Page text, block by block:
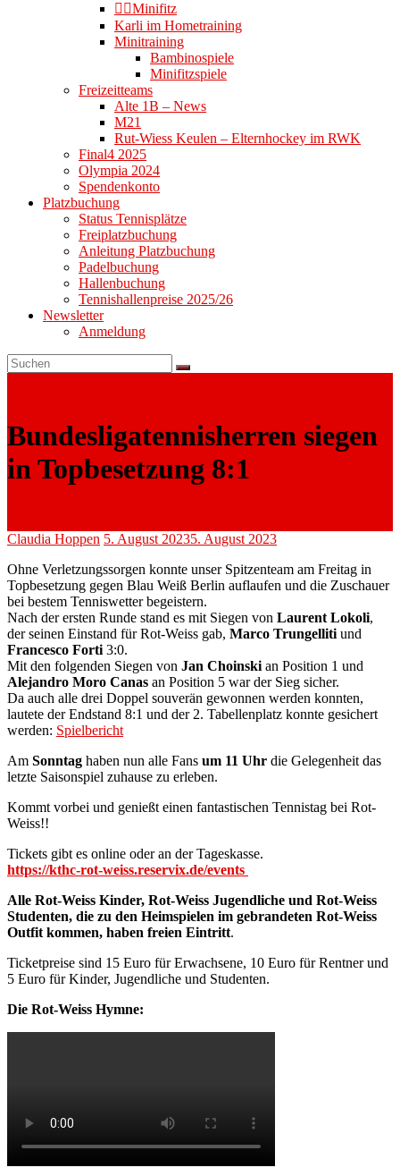
👉🏻Minifitz
Karli im Hometraining
Minitraining
Bambinospiele
Minifitzspiele
Freizeitteams
Alte 1B – News
M21
Rut-Wiess Keulen – Elternhockey im RWK
Final4 2025
Olympia 2024
Spendenkonto
Platzbuchung
Status Tennisplätze
Freiplatzbuchung
Anleitung Platzbuchung
Padelbuchung
Hallenbuchung
Tennishallenpreise 2025/26
Newsletter
Anmeldung
Bundesligatennisherren siegen
in Topbesetzung 8:1
Claudia Hoppen 5. August 20235. August 2023
Ohne Verletzungssorgen konnte unser Spitzenteam am Freitag in
Topbesetzung gegen Blau Weiß Berlin auflaufen und die Zuschauer
bei bestem Tenniswetter begeistern.
Nach der ersten Runde stand es mit Siegen von Laurent Lokoli,
der seinen Einstand für Rot-Weiss gab, Marco Trungelliti und
Francesco Forti 3:0.
Mit den folgenden Siegen von Jan Choinski an Position 1 und
Alejandro Moro Canas an Position 5 war der Sieg sicher.
Da auch alle drei Doppel souverän gewonnen werden konnten,
lautete der Endstand 8:1 und der 2. Tabellenplatz konnte gesichert
werden: Spielbericht
Am Sonntag haben nun alle Fans um 11 Uhr die Gelegenheit das
letzte Saisonspiel zuhause zu erleben.
Kommt vorbei und genießt einen fantastischen Tennistag bei Rot-
Weiss!!
Tickets gibt es online oder an der Tageskasse.
https://kthc-rot-weiss.reservix.de/events
Alle Rot-Weiss Kinder, Rot-Weiss Jugendliche und Rot-Weiss
Studenten, die zu den Heimspielen im gebrandeten Rot-Weiss
Outfit kommen, haben freien Eintritt.
Ticketpreise sind 15 Euro für Erwachsene, 10 Euro für Rentner und
5 Euro für Kinder, Jugendliche und Studenten.
Die Rot-Weiss Hymne: